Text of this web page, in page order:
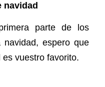
navidad
parte de los
navidad, espero que
vuestro favorito.